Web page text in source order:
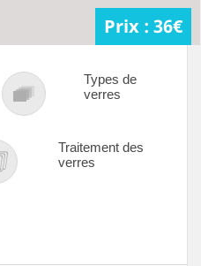
Prix : 36€
Types de
verres
Traitement des
verres